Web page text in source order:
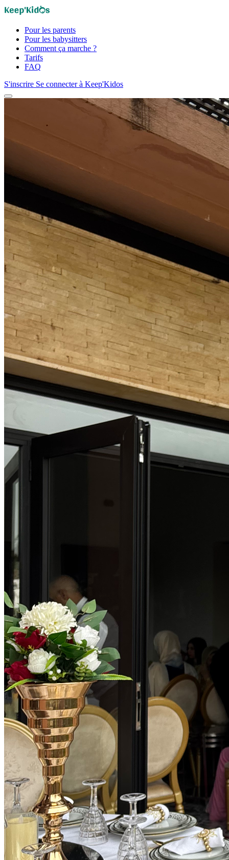
Pour les parents
Pour les babysitters
Comment ça marche ?
Tarifs
FAQ
S'inscrire Se connecter à Keep'Kidos